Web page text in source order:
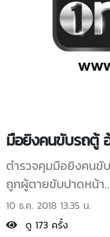
มือยิงคนขับรถตู้
ตำรวจคุมมือยิงคนขั
ถูกผู้ตายขับปาดหน้า..
10 ธ.ค. 2018 13:35 น.
ดู 173 ครั้ง